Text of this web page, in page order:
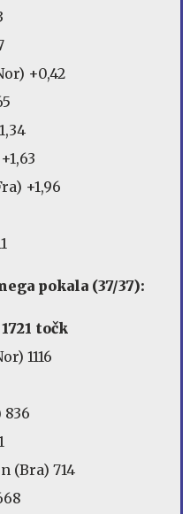
+0,42
+1,96
pokala (37/37):
točk
1116
(Bra) 714